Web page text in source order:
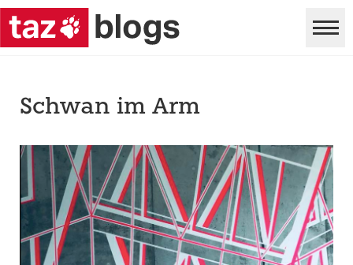
Schwan im Arm